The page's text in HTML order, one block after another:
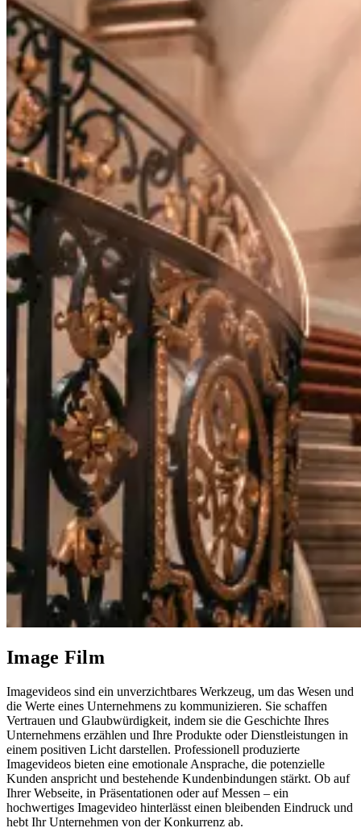
Image Film
Imagevideos sind ein unverzichtbares Werkzeug, um das Wesen und
die Werte eines Unternehmens zu kommunizieren. Sie schaffen
Vertrauen und Glaubwürdigkeit, indem sie die Geschichte Ihres
Unternehmens erzählen und Ihre Produkte oder Dienstleistungen in
einem positiven Licht darstellen. Professionell produzierte
Imagevideos bieten eine emotionale Ansprache, die potenzielle
Kunden anspricht und bestehende Kundenbindungen stärkt. Ob auf
Ihrer Webseite, in Präsentationen oder auf Messen – ein
hochwertiges Imagevideo hinterlässt einen bleibenden Eindruck und
hebt Ihr Unternehmen von der Konkurrenz ab.